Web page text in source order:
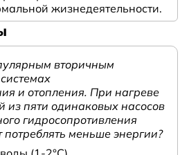
жизнедеятельности.
вторичным
и отопления. При нагреве
из пяти одинаковых насосов
гидросопротивления
потреблять меньше энергии?